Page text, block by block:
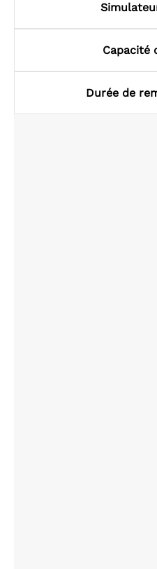
Capacité
Durée de